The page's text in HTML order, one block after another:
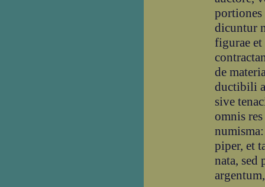
portiones
dicuntur
figurae
de
ductibili
sive
omnis
piper, et
nata, sed